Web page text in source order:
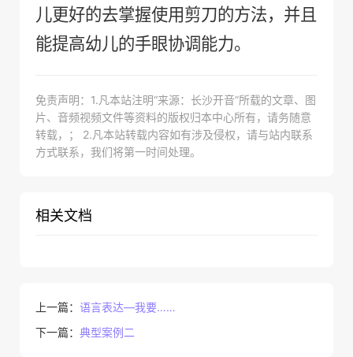
儿更好的去掌握使用剪刀的方法，并且
能提高幼儿的手眼协调能力。
免责声明：1.凡本站注明“来源：长沙开音”所载的文章、图
片、音频视频文件等资料的版权归本中心所有，请务随意
转载，； 2.凡本站转载内容如有涉及侵权，请与站内联系
方式联系，我们将第一时间处理。
相关文档
上一篇： 语言表达—我要……
下一篇： 典型案例二